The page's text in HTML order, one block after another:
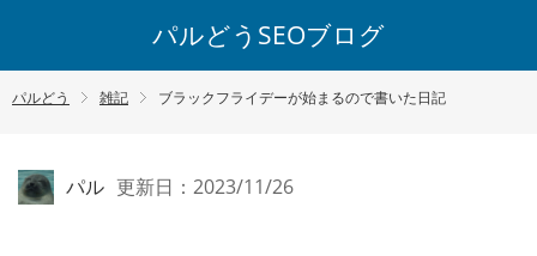
パルどうSEOブログ
パルどう 雑記 ブラックフライデーが始まるので書いた日記
パル 更新日：2023/11/26